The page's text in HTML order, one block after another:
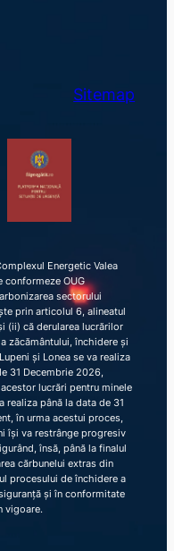
Sitemap
Energetic Valea
conformeze OUG
sectorului
prin articolul 6, alineatul
(ii) că derularea lucrărilor
zăcământului, închidere și
și Lonea se va realiza
31 Decembrie 2026,
lucrări pentru minele
realiza până la data de 31
în urma acestui proces,
își va restrânge progresiv
însă, până la finalul
cărbunelui extras din
procesului de închidere a
și în conformitate
vigoare.